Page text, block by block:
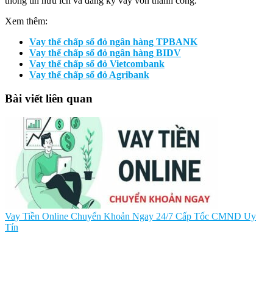
Xem thêm:
Vay thế chấp sổ đỏ ngân hàng TPBANK
Vay thế chấp sổ đỏ ngân hàng BIDV
Vay thế chấp sổ đỏ Vietcombank
Vay thế chấp sổ đỏ Agribank
Bài viết liên quan
Vay Tiền Online Chuyển Khoản Ngay 24/7 Cấp Tốc CMND Uy
Tín